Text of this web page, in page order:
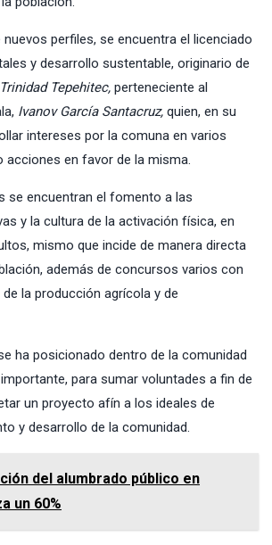
perfiles, se encuentra el licenciado
y desarrollo sustentable, originario de
Trinidad Tepehitec, perteneciente al
Ivanov García Santacruz, quien, en su
intereses por la comuna en varios
acciones en favor de la misma.
se encuentran el fomento a las
y la cultura de la activación física, en
mismo que incide de manera directa
además de concursos varios con
la producción agrícola y de
ha posicionado dentro de la comunidad
para sumar voluntades a fin de
un proyecto afín a los ideales de
y desarrollo de la comunidad.
del alumbrado público en
un 60%